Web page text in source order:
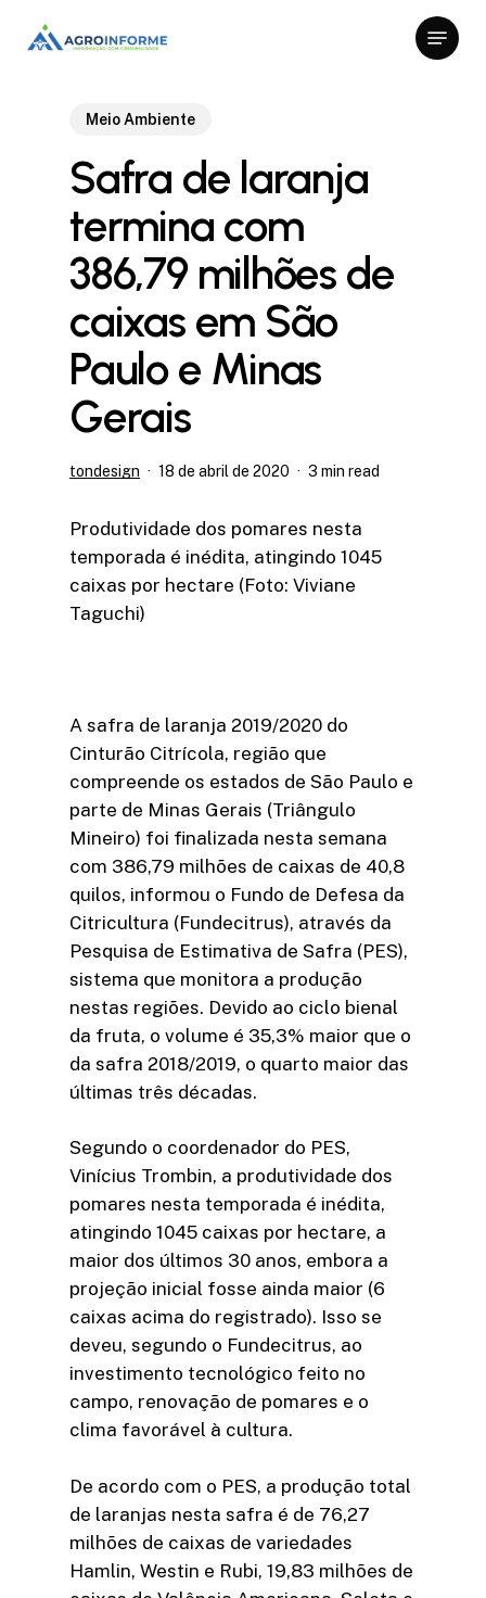
Menu
Meio Ambiente
Safra de laranja
termina com
386,79 milhões de
caixas em São
Paulo e Minas
Gerais
tondesign 18 de abril de 2020 3 min read
Produtividade dos pomares nesta
temporada é inédita, atingindo 1045
caixas por hectare (Foto: Viviane
Taguchi)
A safra de laranja 2019/2020 do
Cinturão Citrícola, região que
compreende os estados de São Paulo e
parte de Minas Gerais (Triângulo
Mineiro) foi finalizada nesta semana
com 386,79 milhões de caixas de 40,8
quilos, informou o Fundo de Defesa da
Citricultura (Fundecitrus), através da
Pesquisa de Estimativa de Safra (PES),
sistema que monitora a produção
nestas regiões. Devido ao ciclo bienal
da fruta, o volume é 35,3% maior que o
da safra 2018/2019, o quarto maior das
últimas três décadas.
Segundo o coordenador do PES,
Vinícius Trombin, a produtividade dos
pomares nesta temporada é inédita,
atingindo 1045 caixas por hectare, a
maior dos últimos 30 anos, embora a
projeção inicial fosse ainda maior (6
caixas acima do registrado). Isso se
deveu, segundo o Fundecitrus, ao
investimento tecnológico feito no
campo, renovação de pomares e o
clima favorável à cultura.
De acordo com o PES, a produção total
de laranjas nesta safra é de 76,27
milhões de caixas de variedades
Hamlin, Westin e Rubi, 19,83 milhões de